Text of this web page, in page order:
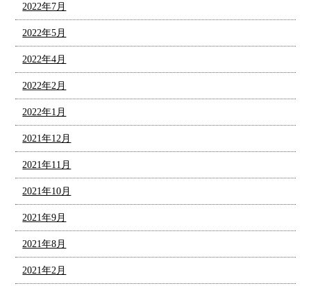
2022年7月
2022年5月
2022年4月
2022年2月
2022年1月
2021年12月
2021年11月
2021年10月
2021年9月
2021年8月
2021年2月